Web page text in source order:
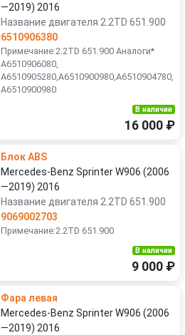
—2019) 2016
Название двигателя 2.2TD 651.900
6510906380
Примечание:2.2TD 651.900 Аналоги*
A6510906080,
A6510905280,A6510900980,A6510904780,
A6510900980
В наличии
16 000 ₽
Блок ABS
Mercedes-Benz Sprinter W906 (2006
—2019) 2016
Название двигателя 2.2TD 651.900
9069002703
Примечание:2.2TD 651.900
В наличии
9 000 ₽
Фара левая
Mercedes-Benz Sprinter W906 (2006
—2019) 2016